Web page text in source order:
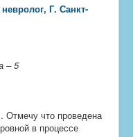
Г. Санкт-
– 5
Отмечу что проведена
в процессе